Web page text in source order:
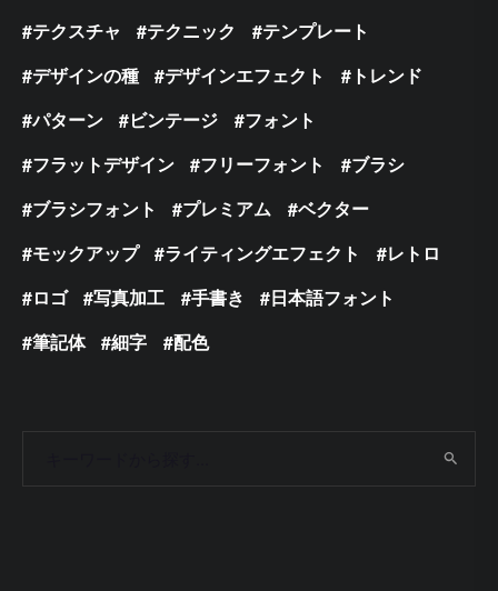
テクスチャ
テクニック
テンプレート
デザインの種
デザインエフェクト
トレンド
パターン
ビンテージ
フォント
フラットデザイン
フリーフォント
ブラシ
ブラシフォント
プレミアム
ベクター
モックアップ
ライティングエフェクト
レトロ
ロゴ
写真加工 手書き
日本語フォント
筆記体
細字 配色